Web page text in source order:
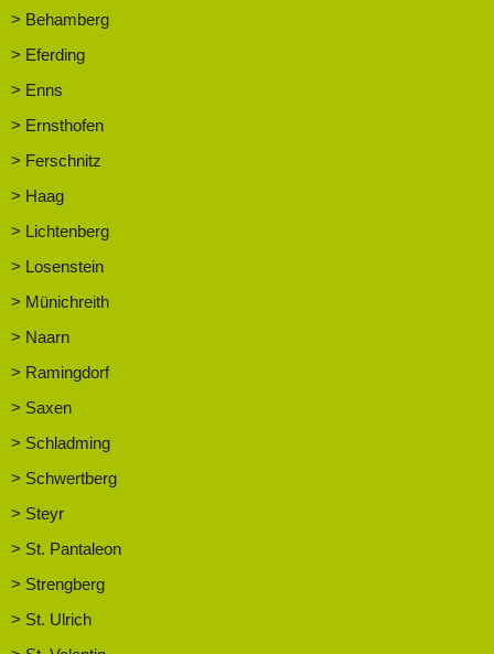
> Behamberg
> Eferding
> Enns
> Ernsthofen
> Ferschnitz
> Haag
> Lichtenberg
> Losenstein
> Münichreith
> Naarn
> Ramingdorf
> Saxen
> Schladming
> Schwertberg
> Steyr
> St. Pantaleon
> Strengberg
> St. Ulrich